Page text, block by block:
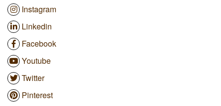
Instagram
Linkedin
Facebook
Youtube
Twitter
Pinterest